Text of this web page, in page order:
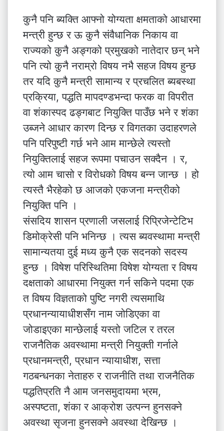
कुनै पनि ब्यक्ति आफ्नो योग्यता क्षमताको आधारमा
मन्त्री हुन्छ र ऊ कुनै संवैधानिक निकाय वा
राज्यको कुनै अङ्गको प्रमुखको नातेदार छन् भने
पनि त्यो कुनै नराम्रो विषय नभै सहज विषय हुन्छ
तर यदि कुनै मन्त्री सामान्य र प्रचलित ब्यबस्था
प्रक्रिया, पद्धति मापदण्डभन्दा फरक वा विपरीत
वा शंकास्पद ढङ्गबाट नियुक्ति पाउँछ भने र शंका
उब्जने आधार कारण दिन्छ र विगतका उदाहरणले
पनि परिपुष्टी गर्छ भने आम मान्छेले त्यस्तो
नियुक्तिलाई सहज रूपमा पचाउन सक्दैन । र,
त्यो आम चासो र विरोधको विषय बन्न जान्छ । हो
त्यस्तै भैरहेको छ आजको एकजना मन्त्रीको
नियुक्ति पनि ।
संसदिय शासन प्रणाली जसलाई रिप्रिजेन्टेटिभ
डिमोक्रेसी पनि भनिन्छ । त्यस ब्यवस्थामा मन्त्री
सामान्यतया दुई मध्य कुनै एक सदनको सदस्य
हुन्छ । विषेश परिस्थितिमा विषेश योग्यता र विषय
दक्षताको आधारमा नियुक्त गर्न सकिने पदमा एक
त विषय विज्ञताको पुष्टि नगरी त्यसमाथि
प्रधानन्यायाधीशसँग नाम जोडिएका वा
जोडाइएका मान्छेलाई यस्तो जटिल र तरल
राजनैतिक अवस्थामा मन्त्री नियुक्ती गर्नाले
प्रधानमन्त्री, प्रधान न्यायाधीश, सत्ता
गठबन्धनका नेताहरु र राजनीति तथा राजनैतिक
पद्धतिप्रति नै आम जनसमुदायमा भ्रम,
अस्पष्टता, शंका र आक्रोश उत्पन्न हुनसक्ने
अवस्था सृजना हुनसक्ने अवस्था देखिन्छ ।